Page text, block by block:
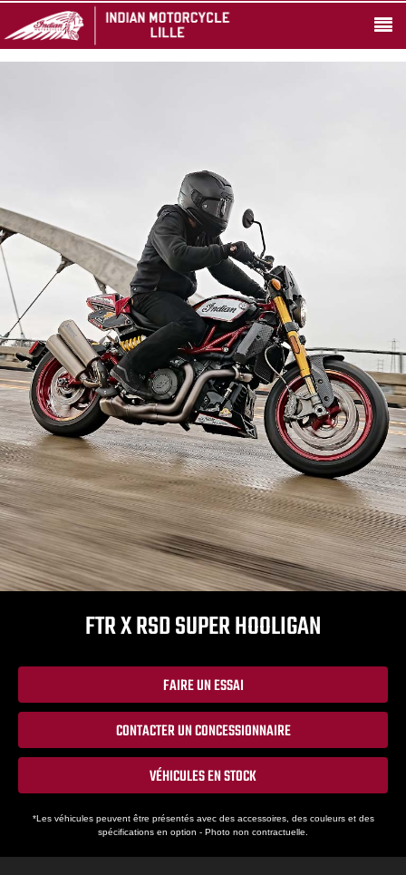
FTR X RSD SUPER HOOLIGAN
FAIRE UN ESSAI
CONTACTER UN CONCESSIONNAIRE
VÉHICULES EN STOCK
*Les véhicules peuvent être présentés avec des accessoires, des couleurs et des
spécifications en option - Photo non contractuelle.